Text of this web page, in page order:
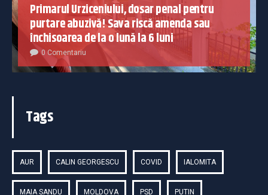
Primarul Urziceniului, dosar penal pentru
purtare abuzivă! Sava riscă amenda sau
închisoarea de la o lună la 6 luni
0 Comentariu
Tags
AUR CALIN GEORGESCU COVID IALOMITA
MAIA SANDU MOLDOVA PSD PUTIN